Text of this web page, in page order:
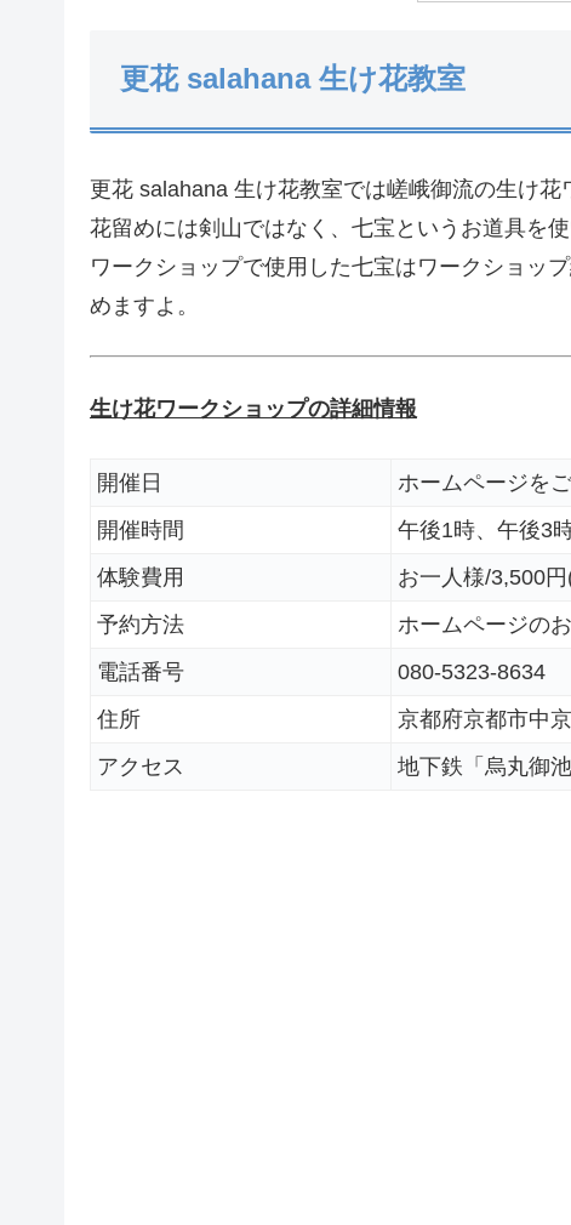
更花 salahana 生け花教室
更花 salahana 生け花教室では嵯峨御流の生け花
花留めには剣山ではなく、七宝というお道具を使
ワークショップで使用した七宝はワークショッ
めますよ。
生け花ワークショップの詳細情報
開催日
ホームページを
開催時間
午後1時、午後3
体験費用
お一人様/3,500
予約方法
ホームページの
電話番号
080-5323-8634
住所
京都府京都市中
アクセス
地下鉄「烏丸御